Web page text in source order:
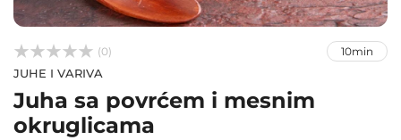


 (0) 10min
JUHE I VARIVA
Juha sa povrćem i mesnim
okruglicama